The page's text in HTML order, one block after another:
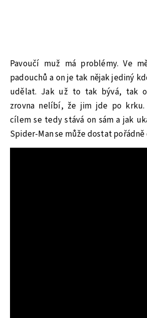
Pavoučí muž má problémy. Ve
padouchů a on je tak nějak jediný
udělat. Jak už to tak bývá, tak
zrovna nelíbí, že jim jde po
cílem se tedy stává on sám a jak
Spider-Man se může dostat pořádně